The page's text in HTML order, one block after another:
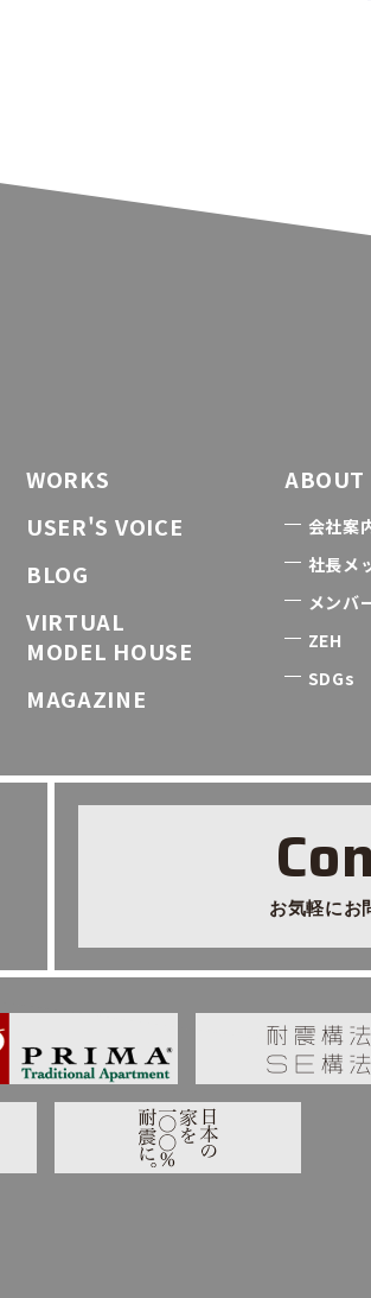
WORKS
USER'S VOICE
BLOG
VIRTUAL
MODEL HOUSE
MAGAZINE
ABOUT
会社案
社長メ
メンバ
ZEH
SDGs
お気軽にお